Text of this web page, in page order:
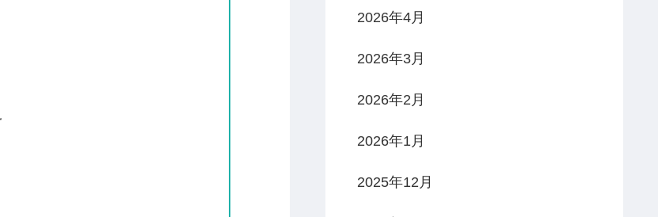
2026年4月
2026年3月
2026年2月
2026年1月
2025年12月